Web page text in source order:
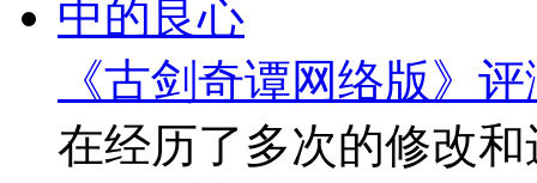
《古剑奇谭网络版》
在经历了多次的修改